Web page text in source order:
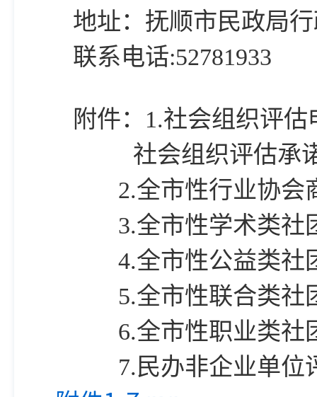
地址：抚顺市民政局
联系电话:52781933
附件：1.社会组织评估
社会组织评估承
2.全市性行业协会
3.全市性学术类社
4.全市性公益类社
5.全市性联合类社
6.全市性职业类社
7. 民办非企业单位